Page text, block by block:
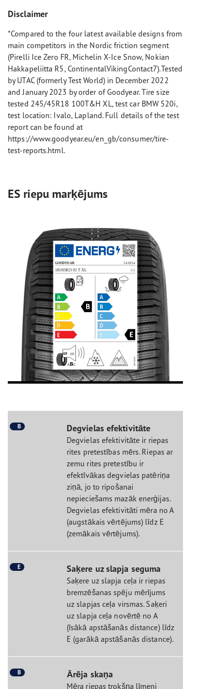
Disclaimer
*Compared to the four latest available designs from
main competitors in the Nordic friction segment
(Pirelli Ice Zero FR, Michelin X-Ice Snow, Nokian
Hakkapeliitta R5, ContinentalVikingContact7).Tested
by UTAC (formerly Test World) in December 2022
and January 2023 by order of Goodyear. Tire size
tested 245/45R18 100T&H XL, test car BMW 520i,
test location: Ivalo, Lapland. Full details of the test
report can be found at
https://www.goodyear.eu/en_gb/consumer/tire-
test-reports.html.
ES riepu marķējums
B Degvielas efektivitāte
Degvielas efektivitāte ir riepas
rites pretestības mērs. Riepas ar
zemu rites pretestību ir
efektīvākas degvielas patēriņa
ziņā, jo to ripošanai
nepieciešams mazāk enerģijas.
Degvielas efektivitāti mēra no A
(augstākais vērtējums) līdz E
(zemākais vērtējums).
E Saķere uz slapja seguma
Saķere uz slapja ceļa ir riepas
bremzēšanas spēju mērījums
uz slapjas ceļa virsmas. Saķeri
uz slapja ceļa novērtē no A
(īsākā apstāšanās distance) līdz
E (garākā apstāšanās distance).
B Ārēja skaņa
Mēra riepas trokšņa līmeni